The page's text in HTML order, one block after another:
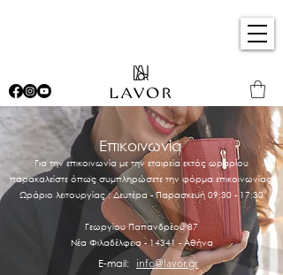
Επικοινωνία
Για την επικοινωνία με την εταιρεία εκτός ωραρίου
παρακαλείστε όπως συμπληρώσετε την φόρμα επικοινωνίας.
Ωράριο λειτουργίας : Δευτέρα - Παρασκευή 09:30 - 17:30
Γεωργίου Παπανδρέου 87
Νέα Φιλαδέλφεια - 14341 - Αθήνα
E-mail: info@lavor.gr